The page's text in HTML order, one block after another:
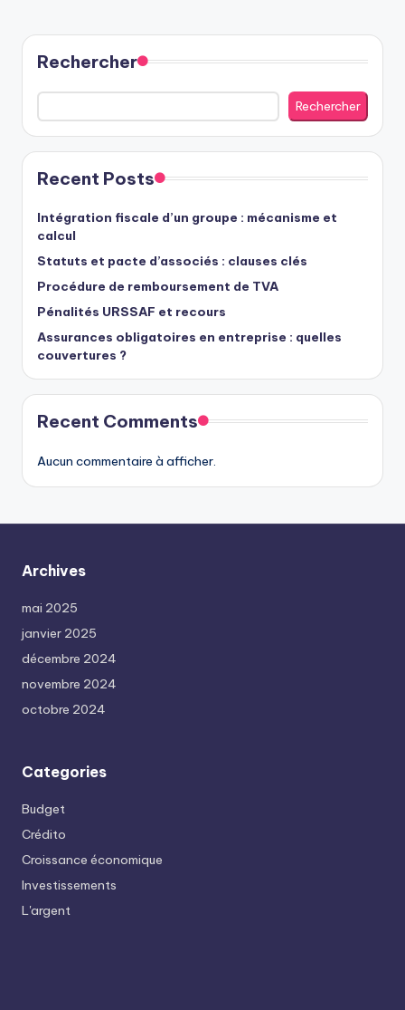
Rechercher
Rechercher
Recent Posts
Intégration fiscale d’un groupe : mécanisme et
calcul
Statuts et pacte d’associés : clauses clés
Procédure de remboursement de TVA
Pénalités URSSAF et recours
Assurances obligatoires en entreprise : quelles
couvertures ?
Recent Comments
Aucun commentaire à afficher.
Archives
mai 2025
janvier 2025
décembre 2024
novembre 2024
octobre 2024
Categories
Budget
Crédito
Croissance économique
Investissements
L'argent